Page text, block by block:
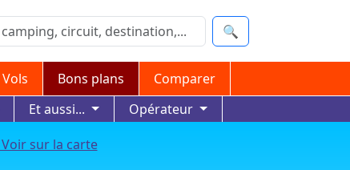
🔍
Vols Bons plans
Comparer
Et aussi...
Opérateur
Voir sur la carte